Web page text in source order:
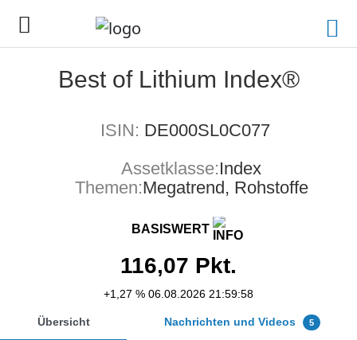
Best of Lithium Index®
ISIN: DE000SL0C077
Assetklasse:Index
Themen:Megatrend, Rohstoffe
BASISWERT
116,07 Pkt.
+1,27 % 06.08.2026 21:59:58
Übersicht Nachrichten und Videos 5